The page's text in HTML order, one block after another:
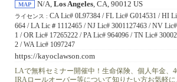
MAP N/A, Los Angeles, CA, 90012 US
ライセンス : CA Lic# 0L97384 / FL Lic# G014531 / HI
664 / LA Lic＃1112465 / NJ Lic# 3001127463 / NV
1 / OR Lic# 17265222 / PA Lic# 964096 / TN Lic#
2 / WA Lic# 1097247
https://kayoclawson.com
LAで無料セミナー開催中！生命保険、個人年金、
IRAロールオーバー等について知りたい方お気軽